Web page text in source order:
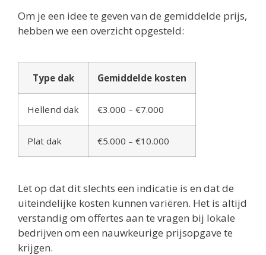
Om je een idee te geven van de gemiddelde prijs,
hebben we een overzicht opgesteld:
Type dak Gemiddelde kosten
Hellend dak €3.000 – €7.000
Plat dak €5.000 – €10.000
Let op dat dit slechts een indicatie is en dat de
uiteindelijke kosten kunnen variëren. Het is altijd
verstandig om offertes aan te vragen bij lokale
bedrijven om een nauwkeurige prijsopgave te
krijgen.